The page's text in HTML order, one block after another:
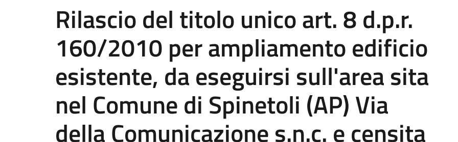
Rilascio del titolo unico art. 8 d.p.r.
160/2010 per ampliamento edificio
esistente, da eseguirsi sull'area sita
nel Comune di Spinetoli (AP) Via
della Comunicazione s.n.c. e censita